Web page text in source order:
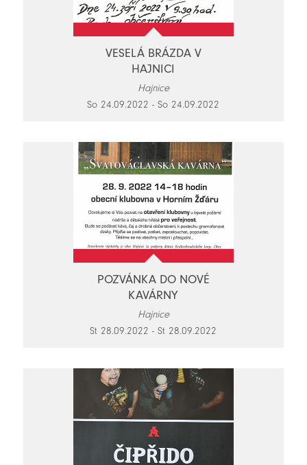
VESELÁ BRÁZDA V
HAJNICI
Hajnice
So 24.09.2022 - So 24.09.2022
POZVÁNKA DO NOVÉ
KAVÁRNY
Hajnice
St 28.09.2022 - St 28.09.2022